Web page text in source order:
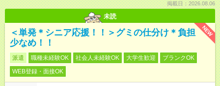
掲載日：2026.08.06
未読
NEW
＜単発＊シニア応援！！＞グミの仕分け＊負担
少なめ！！
派遣 職種未経験OK 社会人未経験OK 大学生歓迎
ブランクOK
WEB登録・面接OK